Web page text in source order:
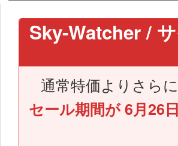
Sky-Watcher /
通常特価よりさら
セール期間が 6月26